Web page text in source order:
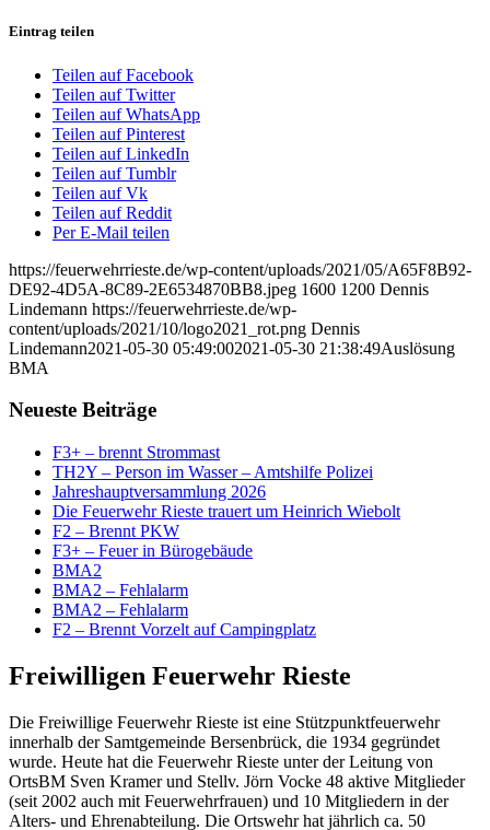
Eintrag teilen
Teilen auf Facebook
Teilen auf Twitter
Teilen auf WhatsApp
Teilen auf Pinterest
Teilen auf LinkedIn
Teilen auf Tumblr
Teilen auf Vk
Teilen auf Reddit
Per E-Mail teilen
https://feuerwehrrieste.de/wp-content/uploads/2021/05/A65F8B92-
DE92-4D5A-8C89-2E6534870BB8.jpeg 1600 1200 Dennis
Lindemann https://feuerwehrrieste.de/wp-
content/uploads/2021/10/logo2021_rot.png Dennis
Lindemann2021-05-30 05:49:002021-05-30 21:38:49Auslösung
BMA
Neueste Beiträge
F3+ – brennt Strommast
TH2Y – Person im Wasser – Amtshilfe Polizei
Jahreshauptversammlung 2026
Die Feuerwehr Rieste trauert um Heinrich Wiebolt
F2 – Brennt PKW
F3+ – Feuer in Bürogebäude
BMA2
BMA2 – Fehlalarm
BMA2 – Fehlalarm
F2 – Brennt Vorzelt auf Campingplatz
Freiwilligen Feuerwehr Rieste
Die Freiwillige Feuerwehr Rieste ist eine Stützpunktfeuerwehr
innerhalb der Samtgemeinde Bersenbrück, die 1934 gegründet
wurde. Heute hat die Feuerwehr Rieste unter der Leitung von
OrtsBM Sven Kramer und Stellv. Jörn Vocke 48 aktive Mitglieder
(seit 2002 auch mit Feuerwehrfrauen) und 10 Mitgliedern in der
Alters- und Ehrenabteilung. Die Ortswehr hat jährlich ca. 50